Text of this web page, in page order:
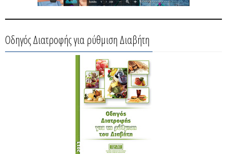
Οδηγός Διατροφής για ρύθμιση Διαβήτη